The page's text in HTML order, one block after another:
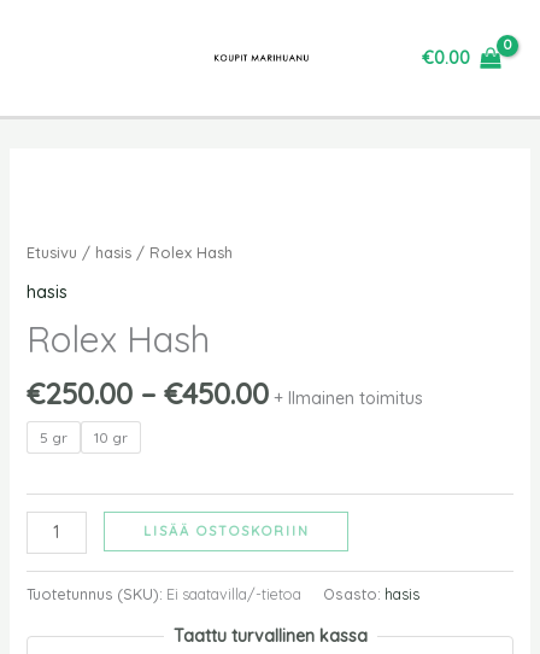
€0.00
Etusivu / hasis/ Rolex Hash
hasis
Rolex Hash
€250.00 – €450.00 + Ilmainen toimitus
5 gr 10 gr
määrä
LISÄÄ OSTOSKORIIN
Tuotetunnus (SKU): Ei saatavilla/-tietoa Osasto: hasis
Taattu turvallinen kassa